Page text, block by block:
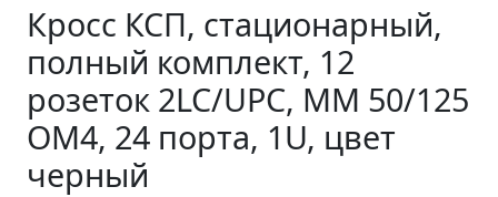
Кросс КСП, стационарный,
полный комплект, 12
розеток 2LC/UPC, MM 50/125
OM4, 24 порта, 1U, цвет
черный